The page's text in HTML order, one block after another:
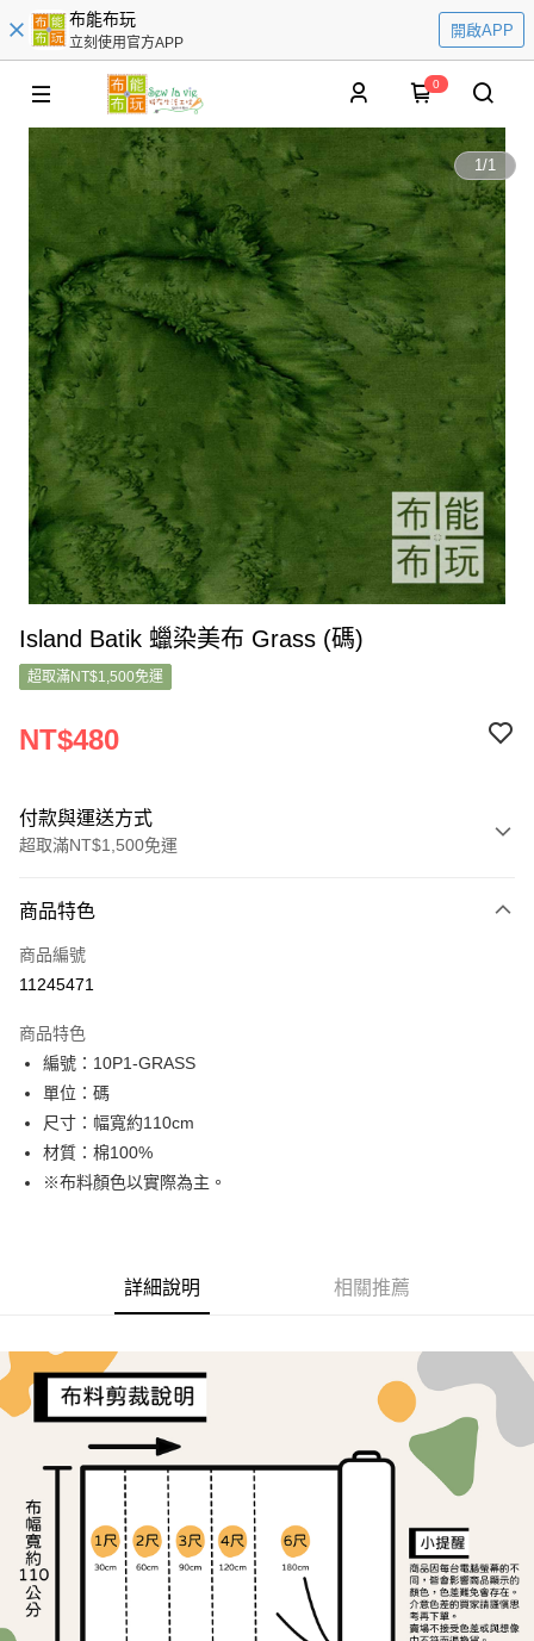
布能布玩
立刻使用官方APP
開啟APP
0
1/1
Island Batik 蠟染美布 Grass (碼)
超取滿NT$1,500免運
NT$480
付款與運送方式
超取滿NT$1,500免運
信用卡一次付款
超商取貨付款
Apple Pay
街口支付
Google Pay
AFTEE先享後付
１．簡單：不需註冊會員、不需綁卡、不需儲值。
３．安心：先確認商品／服務後，再付款。
【「AFTEE先享後付」結帳流程】
１．於結帳方式選擇「AFTEE先享後付」後，將跳轉至「AFTEE先享後付」
結帳頁面，進行簡訊認證並確認金額後，即可完成結帳。
２．訂單成立數日內，您將收到繳費通知簡訊。
３．收到繳費通知簡訊後14天內，點擊此簡訊中的連結，可透過四大超商／
ATM／網路銀行／等多元方式進行付款，方視為交易完成。
※ 請注意：結帳手續完成當下不需立刻繳費，但若您需要取消訂單，請聯絡
購買商品的店家。未經商家同意取消之訂單仍視為有效，需透過AFTEE先享
後付繳納相關費用。
※ 交易是否成功請以「AFTEE先享後付 」之結帳頁面顯示為準，若有關於
是否繳費成功／繳費後需取消欲退款等相關疑問，請聯繫「AFTEE先享後付
客戶支援中心」 https://netprotections.freshdesk.com/support/home
全家取貨付款
每筆NT$65，滿NT$1,500(含以上)免運費
每筆NT$65，滿NT$1,500(含以上)免運費
宅配
每筆NT$150，滿NT$1,500(含以上)免運費
離島宅配
每筆NT$240
商品特色
商品編號
11245471
商品特色
編號：10P1-GRASS
單位：碼
尺寸：幅寬約110cm
材質：棉100%
※布料顏色以實際為主。
詳細說明 相關推薦